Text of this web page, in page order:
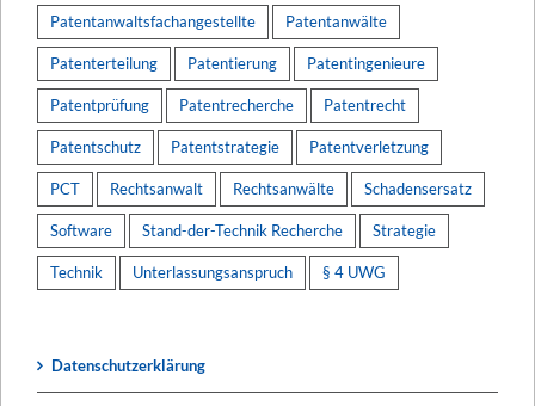
Patentanwaltsfachangestellte Patentanwälte
Patenterteilung Patentierung Patentingenieure
Patentprüfung Patentrecherche Patentrecht
Patentschutz Patentstrategie Patentverletzung
PCT Rechtsanwalt Rechtsanwälte Schadensersatz
Software Stand-der-Technik Recherche Strategie
Technik Unterlassungsanspruch § 4 UWG
Datenschutzerklärung